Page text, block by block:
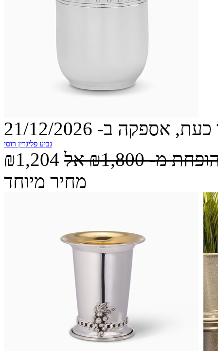
אספקה ב- 21/12/2026
גביע פליגרין רוסי
₪1,204 מ-₪1,800 אל
מחיר מיוחד